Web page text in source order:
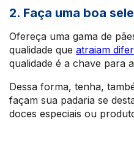
2. Faça uma boa
Ofereça uma gama de
qualidade que atraiam
qualidade é a chave para
Dessa forma, tenha,
façam sua padaria se
doces especiais ou